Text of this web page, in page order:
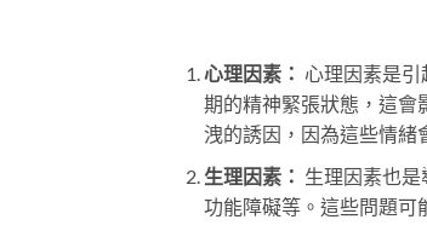
心理因素： 心理因素是
期的精神緊張狀態，這會
洩的誘因，因為這些情緒
生理因素： 生理因素也
功能障礙等。這些問題可